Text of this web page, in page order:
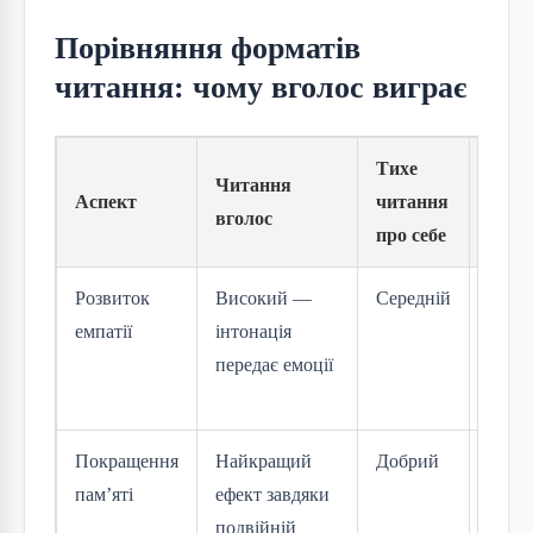
Порівняння форматів
читання: чому вголос виграє
Аспект
Читання
вголос
Тихе
читання
про себе
Розвиток
емпатії
Високий —
інтонація
передає емоції
Середній
Покращення
пам’яті
Найкращий
ефект завдяки
подвійній
Добрий